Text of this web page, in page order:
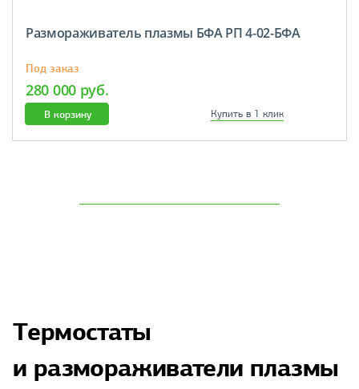
Размораживатель плазмы БФА РП 4-02-БФА
Под заказ
280 000 руб.
В корзину Купить в 1 клик
Термостаты
и размораживатели плазмы